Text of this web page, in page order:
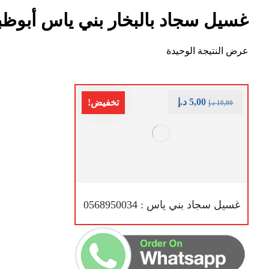
غسيل سجاد بالبخار بني ياس
عرض النتيجة الوحيدة
تخفيض!
غسيل سجاد بني ياس : 0568950034
10,00 د.إ 5,00 د.إ